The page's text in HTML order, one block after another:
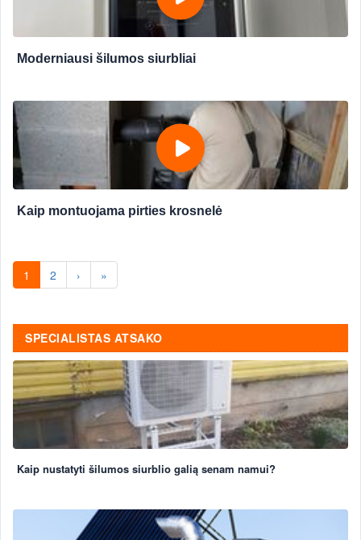
Moderniausi šilumos siurbliai
Kaip montuojama pirties krosnelė
1 2 › »
SPECIALISTAS ATSAKO
Kaip nustatyti šilumos siurblio galią senam namui?